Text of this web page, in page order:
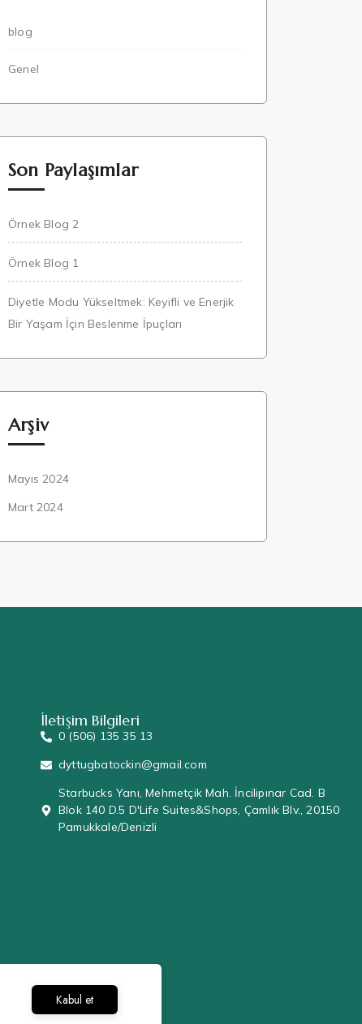
blog
Genel
Son Paylaşımlar
Örnek Blog 2
Örnek Blog 1
Diyetle Modu Yükseltmek: Keyifli ve Enerjik
Bir Yaşam İçin Beslenme İpuçları
Arşiv
Mayıs 2024
Mart 2024
İletişim Bilgileri
0 (506) 135 35 13
dyttugbatockin@gmail.com
Starbucks Yanı, Mehmetçik Mah. İncilipınar Cad. B
Blok 140 D.5 D'Life Suites&Shops, Çamlık Blv., 20150
Pamukkale/Denizli
Kabul et